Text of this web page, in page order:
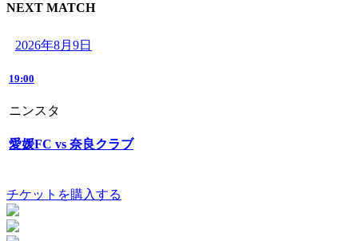
NEXT MATCH
2026年8月9日
19:00
ニンスタ
愛媛FC vs 奈良クラブ
チケットを購入する